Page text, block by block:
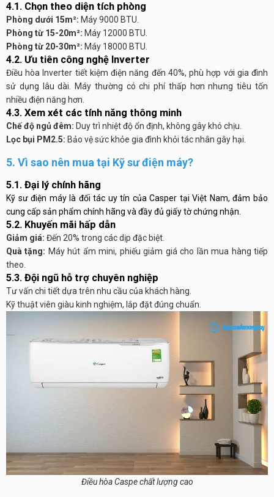
4.1. Chọn theo diện tích phòng
Phòng dưới 15m²: Máy 9000 BTU.
Phòng từ 15-20m²: Máy 12000 BTU.
Phòng từ 20-30m²: Máy 18000 BTU.
4.2. Ưu tiên công nghệ Inverter
Điều hòa Inverter tiết kiệm điện năng đến 40%, phù hợp với gia đình
sử dụng lâu dài. Máy thường có chi phí thấp hơn nhưng tiêu tốn
nhiều điện năng hơn.
4.3. Xem xét các tính năng thông minh
Chế độ ngủ đêm: Duy trì nhiệt độ ổn định, không gây khó chịu.
Lọc bụi PM2.5: Bảo vệ sức khỏe gia đình khỏi tác nhân gây hại.
5. Vì sao nên mua tại Kỹ sư điện máy?
5.1. Đại lý chính hãng
Kỹ sư điện máy là đối tác uy tín của Casper tại Việt Nam, đảm bảo
cung cấp sản phẩm chính hãng và đầy đủ giấy tờ chứng nhận.
5.2. Khuyến mãi hấp dẫn
Giảm giá: Đến 20% trong các dịp đặc biệt.
Quà tặng: Máy hút ẩm mini, phiếu giảm giá cho lần mua hàng tiếp
theo.
5.3. Đội ngũ hỗ trợ chuyên nghiệp
Tư vấn chi tiết dựa trên nhu cầu của khách hàng.
Kỹ thuật viên giàu kinh nghiệm, lắp đặt đúng chuẩn.
Điều hòa Caspe chất lượng cao